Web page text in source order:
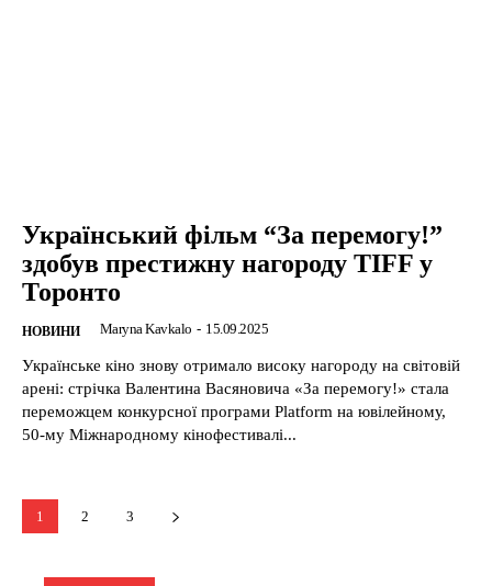
Український фільм “За перемогу!”
здобув престижну нагороду TIFF у
Торонто
НОВИНИ Maryna Kavkalo - 15.09.2025
Українське кіно знову отримало високу нагороду на світовій
арені: стрічка Валентина Васяновича «За перемогу!» стала
переможцем конкурсної програми Platform на ювілейному,
50-му Міжнародному кінофестивалі...
1 2 3